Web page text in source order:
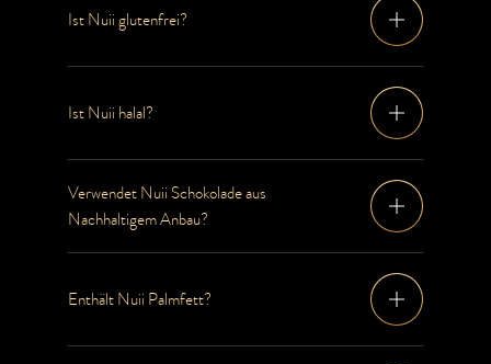
Ist Nuii glutenfrei?
Ist Nuii halal?
Verwendet Nuii Schokolade aus
Nachhaltigem Anbau?
Enthält Nuii Palmfett?